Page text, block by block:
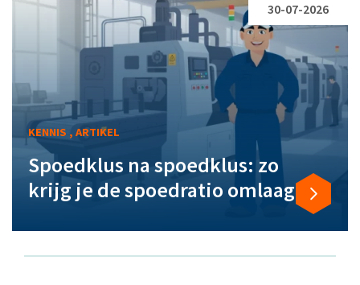
KENNIS , ARTIKEL
Spoedklus na spoedklus: zo
krijg je de spoedratio omlaag
30-07-2026